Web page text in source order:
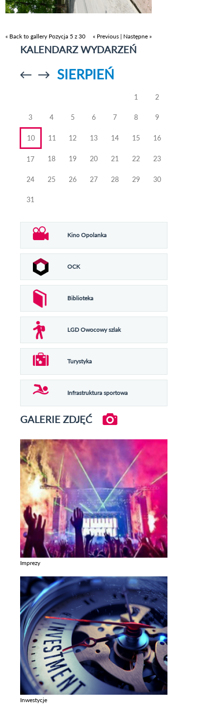
« Back to gallery Pozycja 5 z 30 « Previous | Następne »
KALENDARZ WYDARZEŃ
Przejdź doPrzejdź do
SIERPIEŃ
1 2
3 4 5 6 7 8 9
10 11 12 13 14 15 16
17 18 19 20 21 22 23
24 25 26 27 28 29 30
31
Kino Opolanka
OCK
Biblioteka
LGD Owocowy szlak
Turystyka
Infrastruktura sportowa
GALERIE ZDJĘĆ
Imprezy
Inwestycje